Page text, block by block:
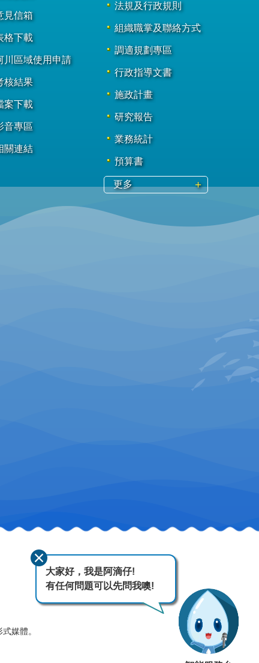
見信箱
格下載
川區域使用申請
核結果
案下載
音專區
關連結
法規及行政規則
組織職掌及聯絡方式
調適規劃專區
行政指導文書
施政計畫
研究報告
業務統計
預算書
更多
媒體。
大家好，我是阿滴仔!
有任何問題可以先問我噢!